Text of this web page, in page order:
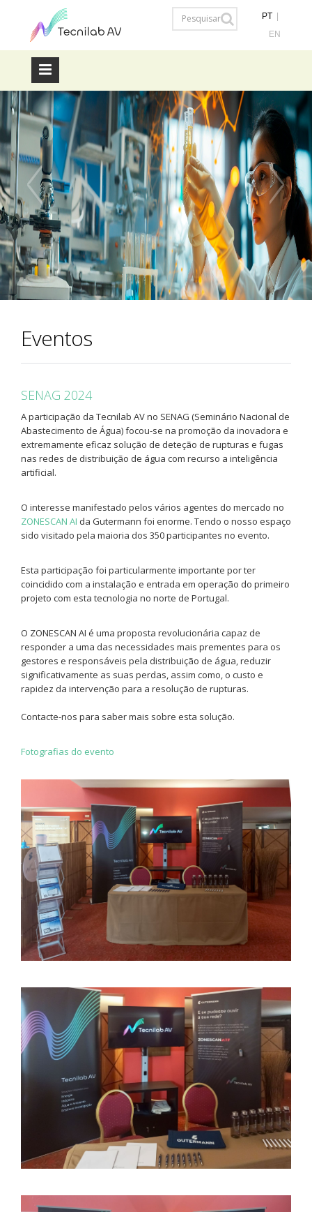
PT
EN
Eventos
SENAG 2024
A participação da Tecnilab AV no SENAG (Seminário Nacional de
Abastecimento de Água) focou-se na promoção da inovadora e
extremamente eficaz solução de deteção de rupturas e fugas
nas redes de distribuição de água com recurso a inteligência
artificial.
O interesse manifestado pelos vários agentes do mercado no
ZONESCAN AI da Gutermann foi enorme. Tendo o nosso espaço
sido visitado pela maioria dos 350 participantes no evento.
Esta participação foi particularmente importante por ter
coincidido com a instalação e entrada em operação do primeiro
projeto com esta tecnologia no norte de Portugal.
O ZONESCAN AI é uma proposta revolucionária capaz de
responder a uma das necessidades mais prementes para os
gestores e responsáveis pela distribuição de água, reduzir
significativamente as suas perdas, assim como, o custo e
rapidez da intervenção para a resolução de rupturas.
Contacte-nos para saber mais sobre esta solução.
Fotografias do evento